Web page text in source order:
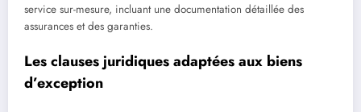
service sur-mesure, incluant une documentation détaillée des
assurances et des garanties.
Les clauses juridiques adaptées aux biens
d’exception